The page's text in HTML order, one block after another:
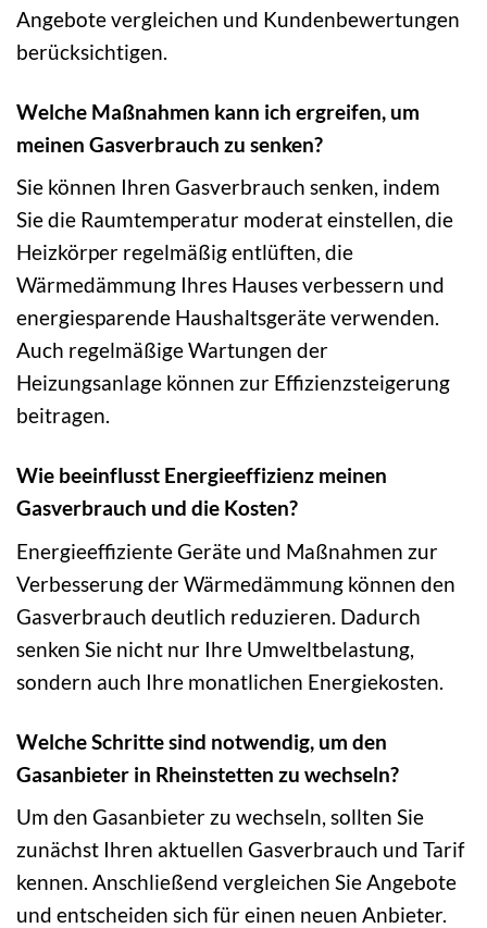
Angebote vergleichen und Kundenbewertungen
berücksichtigen.
Welche Maßnahmen kann ich ergreifen, um
meinen Gasverbrauch zu senken?
Sie können Ihren Gasverbrauch senken, indem
Sie die Raumtemperatur moderat einstellen, die
Heizkörper regelmäßig entlüften, die
Wärmedämmung Ihres Hauses verbessern und
energiesparende Haushaltsgeräte verwenden.
Auch regelmäßige Wartungen der
Heizungsanlage können zur Effizienzsteigerung
beitragen.
Wie beeinflusst Energieeffizienz meinen
Gasverbrauch und die Kosten?
Energieeffiziente Geräte und Maßnahmen zur
Verbesserung der Wärmedämmung können den
Gasverbrauch deutlich reduzieren. Dadurch
senken Sie nicht nur Ihre Umweltbelastung,
sondern auch Ihre monatlichen Energiekosten.
Welche Schritte sind notwendig, um den
Gasanbieter in Rheinstetten zu wechseln?
Um den Gasanbieter zu wechseln, sollten Sie
zunächst Ihren aktuellen Gasverbrauch und Tarif
kennen. Anschließend vergleichen Sie Angebote
und entscheiden sich für einen neuen Anbieter.